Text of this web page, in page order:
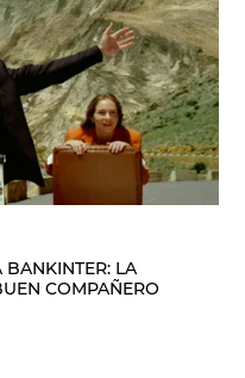
BANKINTER: LA
COMPAÑERO